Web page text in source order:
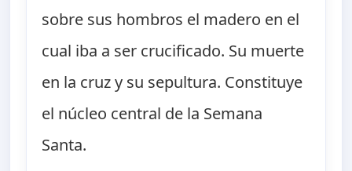
sobre sus hombros el madero en el
cual iba a ser crucificado. Su muerte
en la cruz y su sepultura. Constituye
el núcleo central de la Semana
Santa.